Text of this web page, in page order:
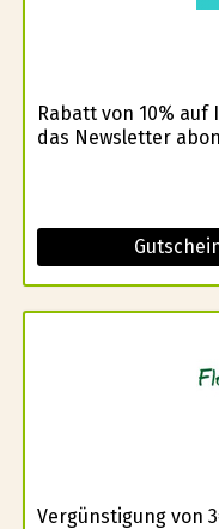
Rabatt von 10%
das Newsletter
Vergünstigung von